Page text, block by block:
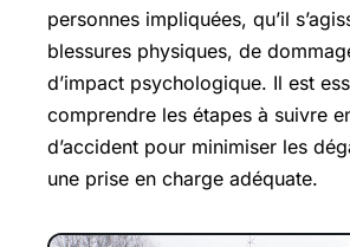
personnes impliquées, qu’il
blessures physiques, de
d’impact psychologique. Il est
comprendre les étapes à suivre
d’accident pour minimiser les
une prise en charge adéquate.